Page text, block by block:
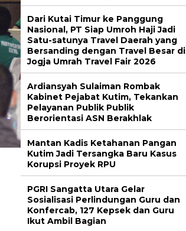
Dari Kutai Timur ke Panggung
Nasional, PT Siap Umroh Haji Jadi
Satu-satunya Travel Daerah yang
Bersanding dengan Travel Besar di
Jogja Umrah Travel Fair 2026
Ardiansyah Sulaiman Rombak
Kabinet Pejabat Kutim, Tekankan
Pelayanan Publik Publik
Berorientasi ASN Berakhlak
Mantan Kadis Ketahanan Pangan
Kutim Jadi Tersangka Baru Kasus
Korupsi Proyek RPU
PGRI Sangatta Utara Gelar
Sosialisasi Perlindungan Guru dan
Konfercab, 127 Kepsek dan Guru
Ikut Ambil Bagian